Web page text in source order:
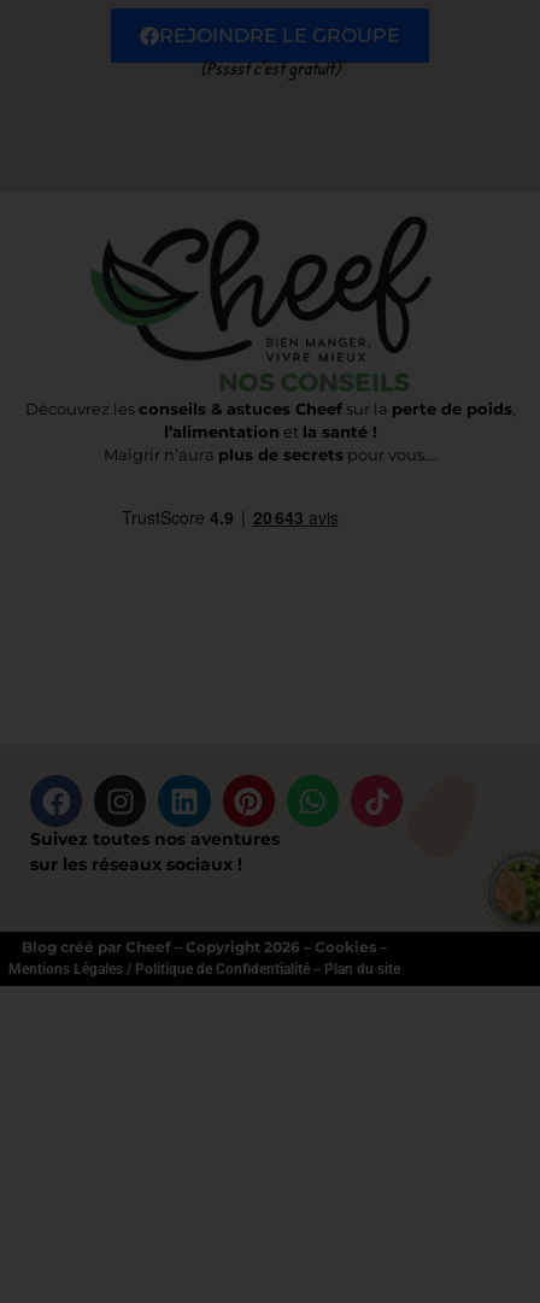
REJOINDRE LE GROUPE
(Psssst c’est gratuit)
Découvrez lesconseils & astuces Cheefsur la perte de poids,
l’alimentation et la santé !
Maigrir n’aura plus de secretspour vous….
Suivez toutes nos aventures
sur les réseaux sociaux !
Blog créé par Cheef – Copyright 2026 – Cookies –
Mentions Légales / Politique de Confidentialité– Plan du site